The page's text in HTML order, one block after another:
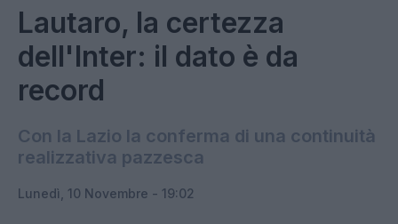
Lautaro, la certezza
dell'Inter: il dato è da
record
Con la Lazio la conferma di una continuità
realizzativa pazzesca
Lunedì, 10 Novembre - 19:02